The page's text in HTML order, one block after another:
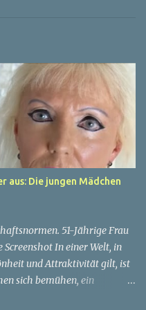
aus: Die jungen Mädchen
51-Jährige Frau
Screenshot In einer Welt, in
und Attraktivität gilt, ist
sich bemühen, ein